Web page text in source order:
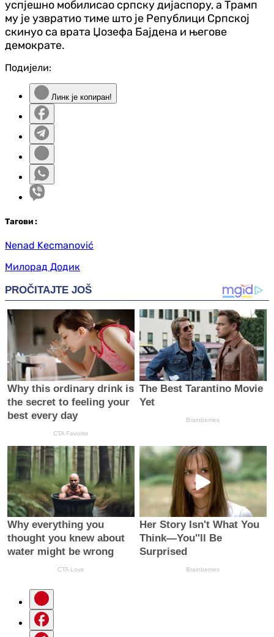
успјешно мобилисао српску дијаспору, а Трамп
му је узвратио тиме што је Републици Српској
скинуо са врата Џозефа Бајдена и његове
демократе.
Подијели:
Линк је копиран!
Тагови :
Nenad Kecmanović
Милорад Додик